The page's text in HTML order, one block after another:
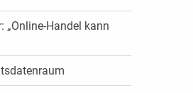
„Online-Handel kann